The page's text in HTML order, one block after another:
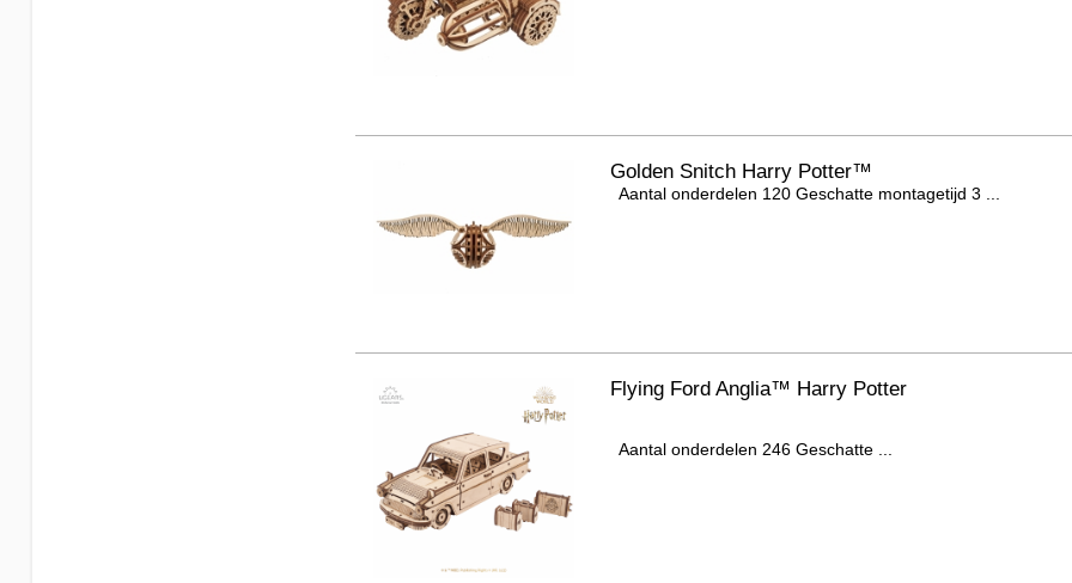
Golden Snitch Harry Potter™
Aantal onderdelen 120 Geschatte montagetijd 3 ...
Flying Ford Anglia™ Harry Potter
Aantal onderdelen 246 Geschatte ...